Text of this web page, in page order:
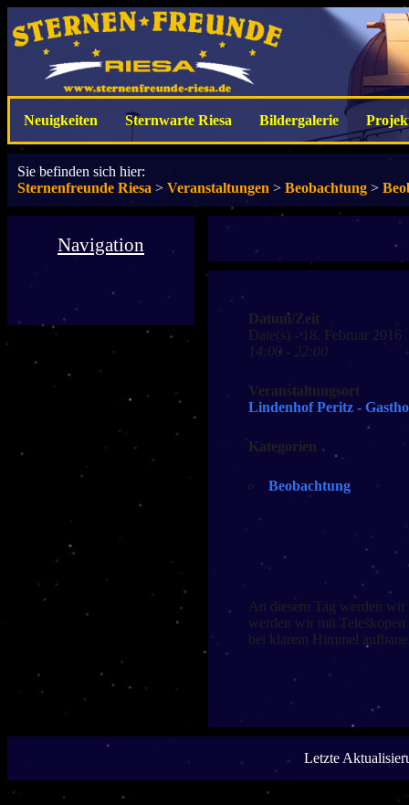
Neuigkeiten Sternwarte Riesa Bildergalerie
Sie befinden sich hier:
Sternenfreunde Riesa > Veranstaltungen > Beobachtung >
Navigation
Datum/Zeit
Date(s) - 18. Februar 2016
14:00 - 22:00
Veranstaltungsort
Lindenhof Peritz -
Kategorien
Beobachtung
An diesem Tag werden
werden wir mit
bei klarem Himmel
Letzte